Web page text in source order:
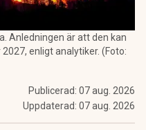
Anledningen är att den kan
enligt analytiker. (Foto:
Publicerad: 07 aug. 2026
Uppdaterad: 07 aug. 2026